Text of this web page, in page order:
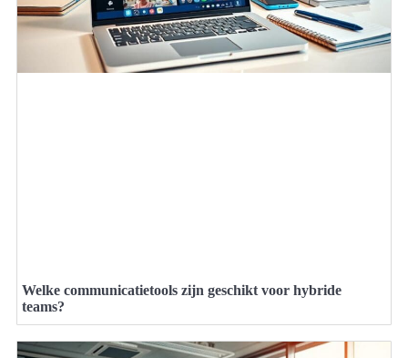
Welke communicatietools zijn geschikt voor hybride
teams?